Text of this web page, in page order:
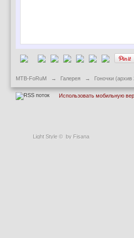
Light Style © by Fisana
MTB-FoRuM → Галерея → Гоночки (архив
Использовать мобильную